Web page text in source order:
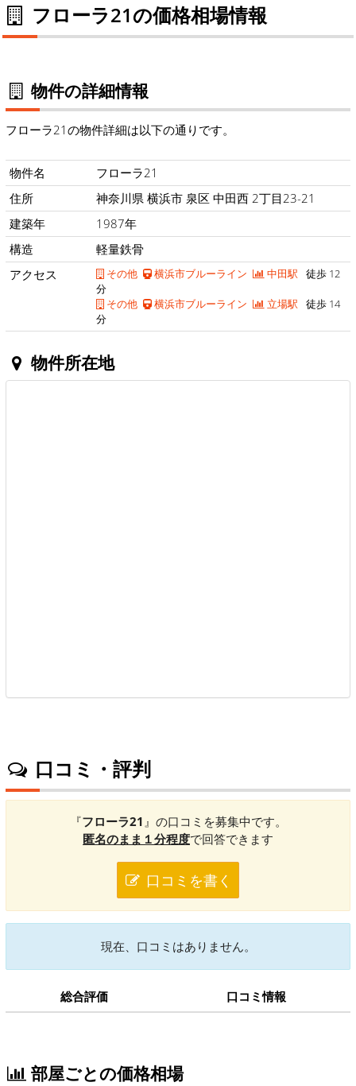
フローラ21の価格相場情報
物件の詳細情報
フローラ21の物件詳細は以下の通りです。
物件名
フローラ21
住所
神奈川県 横浜市 泉区 中田西 2丁目23-21
建築年
1987年
構造
軽量鉄骨
アクセス
その他 横浜市ブルーライン 中田駅 徒歩 12
分
その他
横浜市ブルーライン 立場駅 徒歩 14
分
物件所在地
口コミ・評判
『フローラ21 』の口コミを募集中です。
匿名のまま１分程度で回答できます
口コミを書く
現在、口コミはありません。
総合評価 口コミ情報
部屋ごとの価格相場